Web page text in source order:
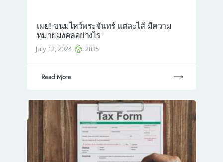
เผย! ขนมไหว้พระจันทร์ แต่ละไส้ มีความ
หมายมงคลอย่างไร
July 12, 2024 2835
Read More